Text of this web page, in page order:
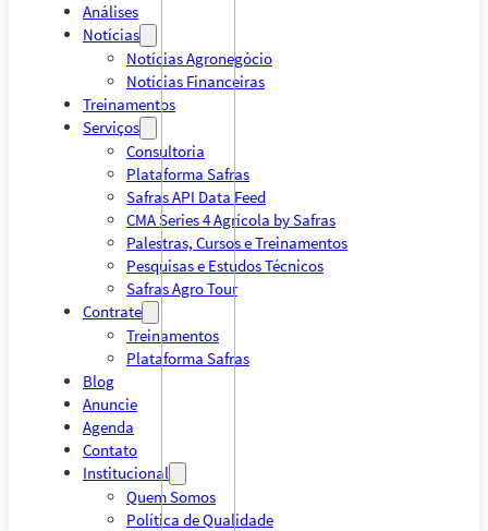
Análises
Notícias
Notícias Agronegócio
Notícias Financeiras
Treinamentos
Serviços
Consultoria
Plataforma Safras
Safras API Data Feed
CMA Series 4 Agrícola by Safras
Palestras, Cursos e Treinamentos
Pesquisas e Estudos Técnicos
Safras Agro Tour
Contrate
Treinamentos
Plataforma Safras
Blog
Anuncie
Agenda
Contato
Institucional
Quem Somos
Política de Qualidade